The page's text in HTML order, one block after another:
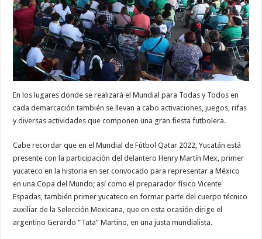
En los lugares donde se realizará el Mundial para Todas y Todos en
cada demarcación también se llevan a cabo activaciones, juegos, rifas
y diversas actividades que componen una gran fiesta futbolera.
Cabe recordar que en el Mundial de Fútbol Qatar 2022, Yucatán está
presente con la participación del delantero Henry Martín Mex, primer
yucateco en la historia en ser convocado para representar a México
en una Copa del Mundo; así como el preparador físico Vicente
Espadas, también primer yucateco en formar parte del cuerpo técnico
auxiliar de la Selección Mexicana, que en esta ocasión dirige el
argentino Gerardo “Tata” Martino, en una justa mundialista.